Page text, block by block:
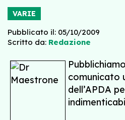
VARIE
Pubblicato il: 05/10/2009
Scritto da: Redazione
comunicato
dell’APDA